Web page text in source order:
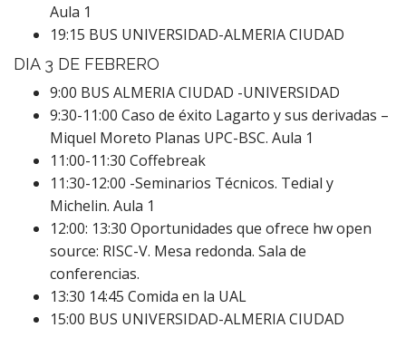
Aula 1
19:15 BUS UNIVERSIDAD-ALMERIA CIUDAD
DIA 3 DE FEBRERO
9:00 BUS ALMERIA CIUDAD -UNIVERSIDAD
9:30-11:00 Caso de éxito Lagarto y sus derivadas –
Miquel Moreto Planas UPC-BSC. Aula 1
11:00-11:30 Coffebreak
11:30-12:00 -Seminarios Técnicos. Tedial y
Michelin. Aula 1
12:00: 13:30 Oportunidades que ofrece hw open
source: RISC-V. Mesa redonda. Sala de
conferencias.
13:30 14:45 Comida en la UAL
15:00 BUS UNIVERSIDAD-ALMERIA CIUDAD